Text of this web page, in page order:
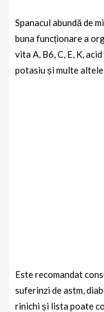
Spanacul abundă de
buna funcționare a
vita A, B6, C, E, K,
potasiu și multe
Este recomandat
suferinzi de astm,
rinichi și lista poate